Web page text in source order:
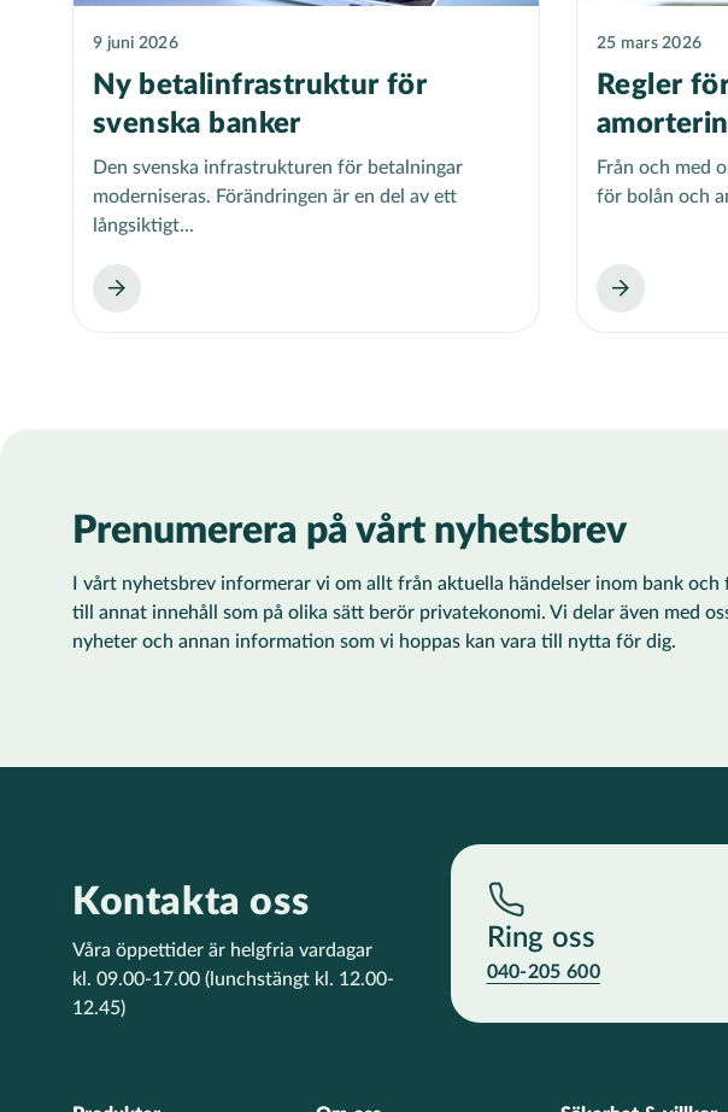
9 juni 2026
Ny betalinfrastruktur för
svenska banker
Den svenska infrastrukturen för betalningar
moderniseras. Förändringen är en del av ett
långsiktigt...
25 mars 2026
Regler
Från och med
för bolån och
Prenumerera på vårt nyhetsbrev
I vårt nyhetsbrev informerar vi om allt från aktuella händelser inom bank och
till annat innehåll som på olika sätt berör privatekonomi. Vi delar även med
nyheter och annan information som vi hoppas kan vara till nytta för dig.
Kontakta oss
Våra öppettider är helgfria vardagar
kl. 09.00-17.00 (lunchstängt kl. 12.00-
12.45)
Ring oss
040-205 600